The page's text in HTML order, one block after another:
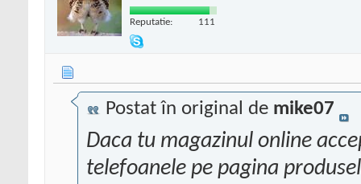
Reputatie: 111
Postat în original de mike07
Daca tu magazinul online
telefoanele pe pagina